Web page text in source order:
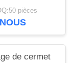
de qualité
pièces
de cermet